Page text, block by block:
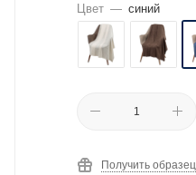
Цвет — синий
Получить образец